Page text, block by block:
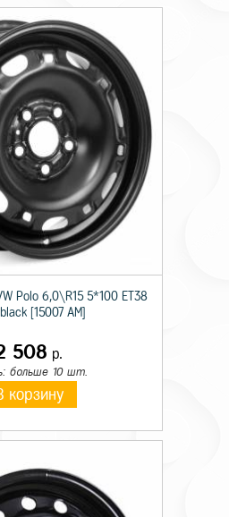
Polo 6,0\R15 5*100 ET38
[15007 AM]
508 р.
больше 10 шт.
корзину